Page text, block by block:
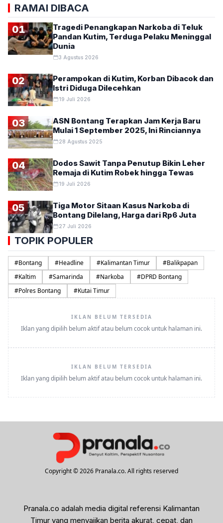
RAMAI DIBACA
01
Tragedi Penangkapan Narkoba di Teluk
Pandan Kutim, Terduga Pelaku Meninggal
Dunia
3 Agustus 2026
02
Perampokan di Kutim, Korban Dibacok dan
Istri Diduga Dilecehkan
19 Juli 2026
03
ASN Bontang Terapkan Jam Kerja Baru
Mulai 1 September 2025, Ini Rinciannya
28 Agustus 2025
04
Dodos Sawit Tanpa Penutup Bikin Leher
Remaja di Kutim Robek hingga Tewas
19 Juli 2026
05
Tiga Motor Sitaan Kasus Narkoba di
Bontang Dilelang, Harga dari Rp6 Juta
27 Juli 2026
TOPIK POPULER
#Bontang #Headline #Kalimantan Timur #Balikpapan
#Kaltim #Samarinda #Narkoba #DPRD Bontang
#Polres Bontang #Kutai Timur
IKLAN BELUM TERSEDIA
Iklan yang dipilih belum aktif atau belum cocok untuk halaman ini.
IKLAN BELUM TERSEDIA
Iklan yang dipilih belum aktif atau belum cocok untuk halaman ini.
Copyright © 2026 Pranala.co. All rights reserved
Pranala.co adalah media digital referensi Kalimantan
Timur yang menyajikan berita akurat, cepat, dan